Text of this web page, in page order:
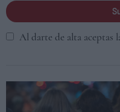
Al darte de alta aceptas